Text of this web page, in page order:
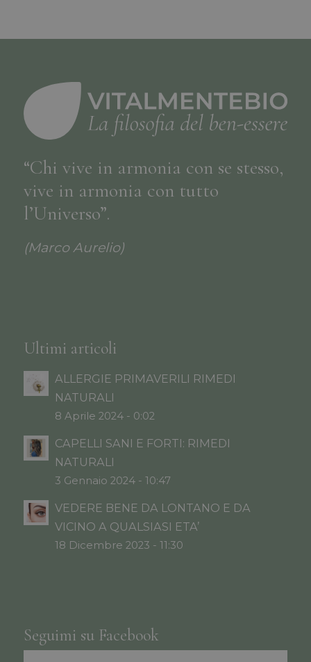
“Chi vive in armonia con se stesso,
vive in armonia con tutto
l’Universo”.
(Marco Aurelio)
Ultimi articoli
ALLERGIE PRIMAVERILI RIMEDI
NATURALI
8 Aprile 2024 - 0:02
CAPELLI SANI E FORTI: RIMEDI
NATURALI
3 Gennaio 2024 - 10:47
VEDERE BENE DA LONTANO E DA
VICINO A QUALSIASI ETA’
18 Dicembre 2023 - 11:30
Seguimi su Facebook